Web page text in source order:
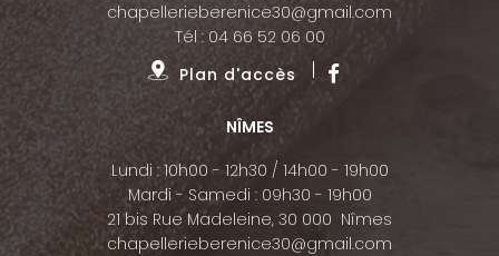
chapellerieberenice30@gmail.com
Tél : 04 66 52 06 00
Plan d'accès
NÎMES
Lundi : 10h00 - 12h30 / 14h00 - 19h00
Mardi - Samedi : 09h30 - 19h00
21 bis Rue Madeleine, 30 000 Nîmes
chapellerieberenice30@gmail.com